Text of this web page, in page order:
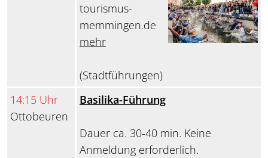
tourismus-
memmingen.de
mehr
(Stadtführungen)
14:15 Uhr
Ottobeuren
Basilika-Führung
Dauer ca. 30-40 min. Keine
Anmeldung erforderlich.